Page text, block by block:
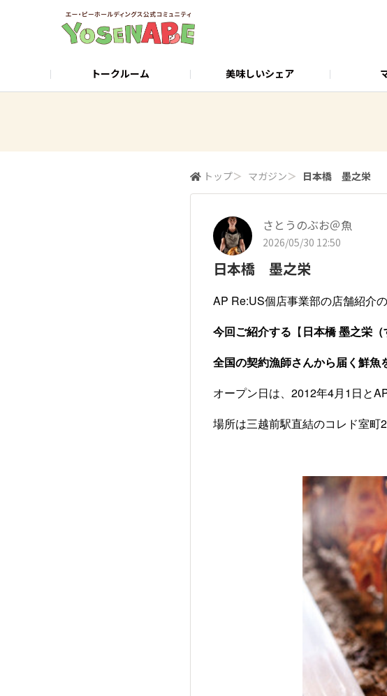
トークルーム 美味しいシェア
トップ＞ マガジン＞ 日本橋 墨之栄 ​
さとうのぶお＠魚
2026/05/30 12:50
日本橋 墨之栄 ​
AP Re:US個店事業部の店舗紹介
今回ご紹介する 【日本橋 墨之栄
全国の契約漁師さんから届く鮮
オープン日は、 2012年4月1日と
場所は三越前駅直結のコレド室町